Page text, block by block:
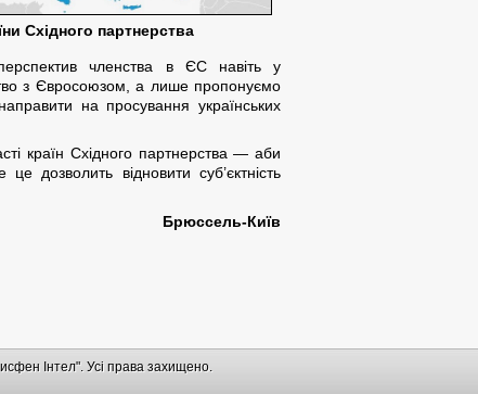
Східного партнерства
перспектив членства в ЄС навіть у
з Євросоюзом, а лише пропонуємо
на просування українських
країн Східного партнерства — аби
дозволить відновити суб’єктність
Брюссель-Київ
Інтел". Усі права захищено.